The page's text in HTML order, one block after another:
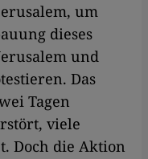
um
dieses
und
Das
Tagen
viele
Doch die Aktion